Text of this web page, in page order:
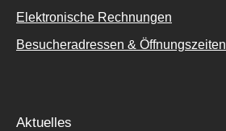
Elektronische Rechnungen
Besucheradressen & Öffnungszeiten
Aktuelles